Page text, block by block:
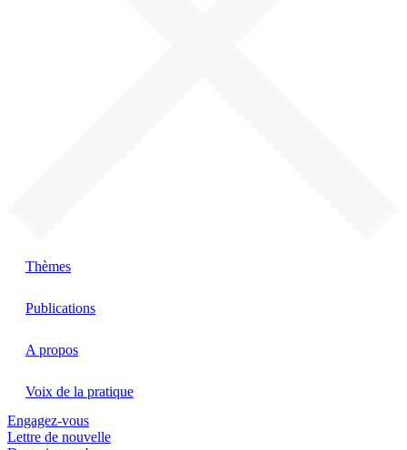
Thèmes
Publications
A propos
Voix de la pratique
Engagez-vous
Lettre de nouvelle